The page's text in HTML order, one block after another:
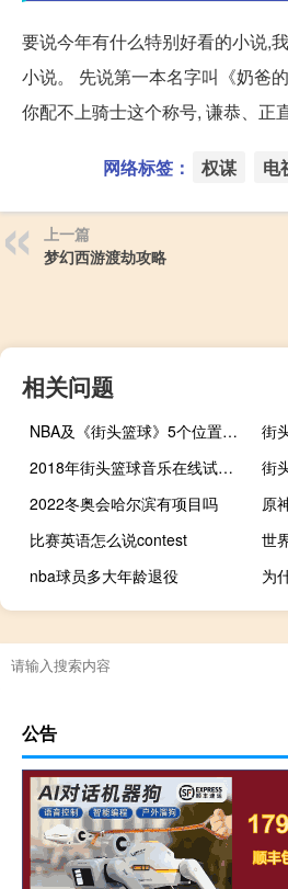
要说今年有什么特别好看的小说,
小说。 先说第一本名字叫《奶爸
你配不上骑士这个称号, 谦恭、正
网络标签： 权谋 电
上一篇
梦幻西游渡劫攻略
相关问题
NBA及《街头篮球》5个位置的详细介绍
2018年街头篮球音乐在线试听及下载
街
2022冬奥会哈尔滨有项目吗
原
比赛英语怎么说contest
世
nba球员多大年龄退役
为
12年亚运会在哪里举行
诛
保卫萝卜3模拟攻略中文
举
公告